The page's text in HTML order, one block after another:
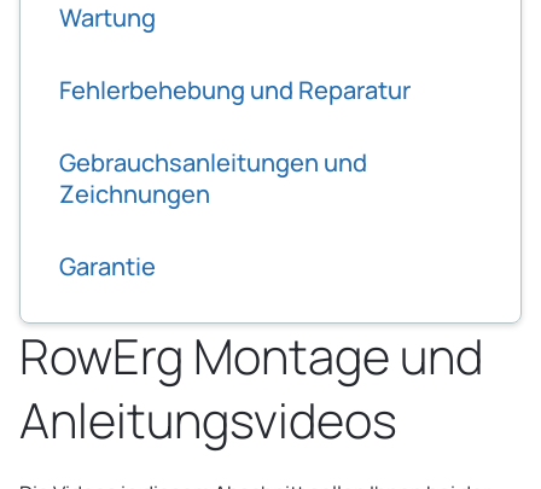
Wartung
Fehlerbehebung und Reparatur
Gebrauchsanleitungen und
Zeichnungen
Garantie
RowErg Montage und
Anleitungsvideos